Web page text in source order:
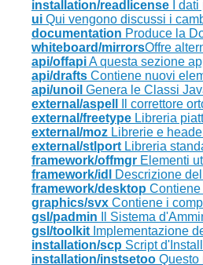
installation/readlicense I
ui Qui vengono discussi i
documentation Produce la
whiteboard/mirrorsOffre
api/offapiA questa sezione
api/drafts Contiene nuovi
api/unoil Genera le Classi
external/aspell
Il correttore
external/freetype Libreria
external/moz Librerie e
external/stlport Libreria
framework/offmgr Elementi
framework/idl
Descrizione
framework/desktop
graphics/svx Contiene i
gsl/padmin Il Sistema
gsl/toolkit Implementazione
installation/scp Script
installation/instsetoo Questo